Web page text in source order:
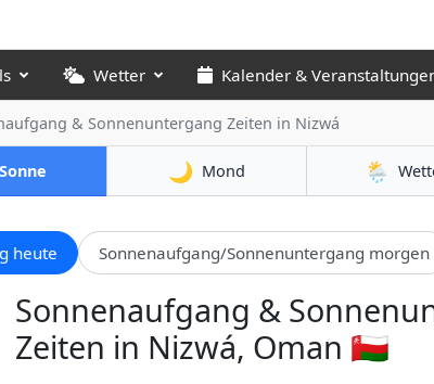
Wetter Kalender &
& Sonnenuntergang Zeiten in Nizwá
Sonne 🌙 Mond 🌦️
heute Sonnenaufgang/Sonnenuntergang morgen
Sonnenaufgang &
Zeiten in Nizwá, Oman 🇴🇲